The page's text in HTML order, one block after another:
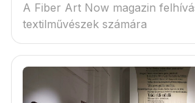
A Fiber Art Now magazin
textilművészek számára